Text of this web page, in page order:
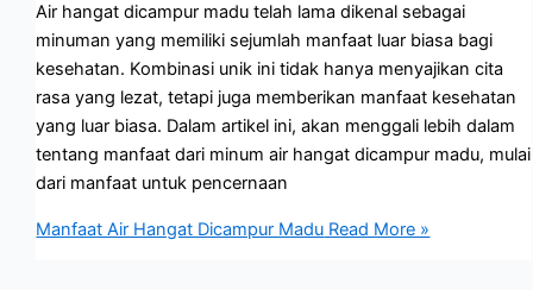
Air hangat dicampur madu telah lama dikenal sebagai
minuman yang memiliki sejumlah manfaat luar biasa bagi
kesehatan. Kombinasi unik ini tidak hanya menyajikan cita
rasa yang lezat, tetapi juga memberikan manfaat kesehatan
yang luar biasa. Dalam artikel ini, akan menggali lebih dalam
tentang manfaat dari minum air hangat dicampur madu, mulai
dari manfaat untuk pencernaan
Manfaat Air Hangat Dicampur Madu Read More »